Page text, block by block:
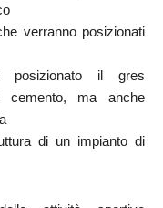
verranno posizionati
posizionato il gres
cemento, ma anche
di un impianto di